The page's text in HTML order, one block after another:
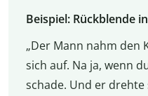
Beispiel: Rückblende
„Der Mann nahm den
sich auf. Na ja, wenn
schade. Und er drehte